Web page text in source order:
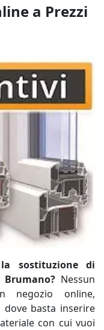
a Prezzi
sostituzione di
Nessun
negozio online,
dove basta inserire
con cui vuoi